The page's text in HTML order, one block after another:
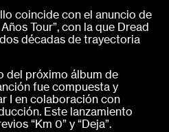
coincide con el anuncio de
Tour”, con la que Dread
décadas de trayectoria
del próximo álbum de
fue compuesta y
I en colaboración con
Este lanzamiento
“Km 0” y “Deja”.